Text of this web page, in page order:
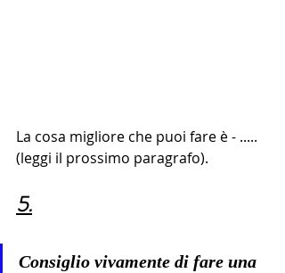
La cosa migliore che puoi fare è - .....
(leggi il prossimo paragrafo).
5.
Consiglio vivamente di fare una